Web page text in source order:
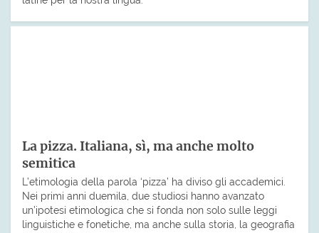
La pizza. Italiana, sì, ma anche molto
semitica
L’etimologia della parola ‘pizza’ ha diviso gli accademici.
Nei primi anni duemila, due studiosi hanno avanzato
un’ipotesi etimologica che si fonda non solo sulle leggi
linguistiche e fonetiche, ma anche sulla storia, la geografia